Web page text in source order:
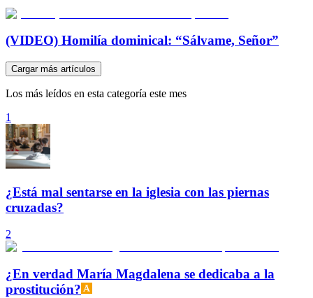
(VIDEO) Homilía dominical: “Sálvame, Señor”
Cargar más artículos
Los más leídos en esta categoría este mes
1
¿Está mal sentarse en la iglesia con las piernas
cruzadas?
2
¿En verdad María Magdalena se dedicaba a la
prostitución?